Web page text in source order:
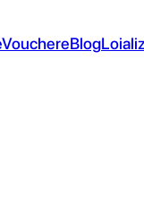
VouchereBlog